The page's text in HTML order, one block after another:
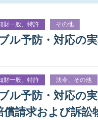
財一般、特許 その他
予防・対応の
財一般、特許 法令、その他
予防・対応の
償請求および訴訟